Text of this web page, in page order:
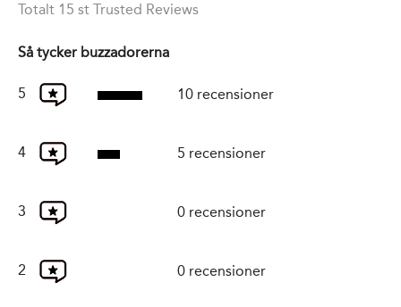
Totalt 15 st Trusted Reviews
Så tycker buzzadorerna
5 10 recensioner
4 5 recensioner
3 0 recensioner
2 0 recensioner